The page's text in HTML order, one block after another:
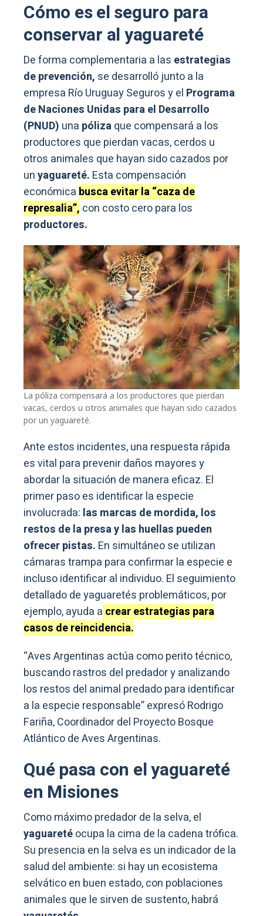
Cómo es el seguro para
conservar al yaguareté
De forma complementaria a las estrategias
de prevención, se desarrolló junto a la
empresa Río Uruguay Seguros y el Programa
de Naciones Unidas para el Desarrollo
(PNUD) una pólizaque compensará a los
productores que pierdan vacas, cerdos u
otros animales que hayan sido cazados por
unyaguareté. Esta compensación
económica busca evitar la “caza de
represalia”, con costo cero para los
productores.
La póliza compensará a los productores que pierdan
vacas, cerdos u otros animales que hayan sido cazados
por un yaguareté.
Ante estos incidentes, una respuesta rápida
es vital para prevenir daños mayores y
abordar la situación de manera eficaz. El
primer paso es identificar la especie
involucrada: las marcas de mordida, los
restos de la presa y las huellas pueden
ofrecer pistas. En simultáneo se utilizan
cámaras trampa para confirmar la especie e
incluso identificar al individuo. El seguimiento
detallado de yaguaretés problemáticos, por
ejemplo, ayuda a crear estrategias para
casos de reincidencia.
“Aves Argentinas actúa como perito técnico,
buscando rastros del predador y analizando
los restos del animal predado para identificar
a la especie responsable” expresó Rodrigo
Fariña, Coordinador del Proyecto Bosque
Atlántico de Aves Argentinas.
Qué pasa con el yaguareté
en Misiones
Como máximo predador de la selva, el
yaguaretéocupa la cima de la cadena trófica.
Su presencia en la selva es un indicador de la
salud del ambiente: si hay un ecosistema
selvático en buen estado, con poblaciones
animales que le sirven de sustento, habrá